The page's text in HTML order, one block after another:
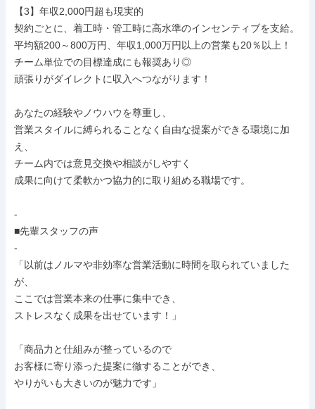
【3】年収2,000円超も現実的
契約ごとに、着工時・管工時に高水準のインセンティブを支給。
平均額200～800万円、年収1,000万円以上の営業も20％以上！
チーム単位での目標達成にも報奨あり◎
頑張りがダイレクトに収入へつながります！
あなたの経験やノウハウを尊重し、
営業スタイルに縛られることなく自由な提案ができる環境に加
え、
チーム内では意見交換や相談がしやすく
成果に向けて柔軟かつ協力的に取り組める職場です。
-
■先輩スタッフの声
-
「以前はノルマや非効率な営業活動に時間を取られていました
が、
ここでは営業本来の仕事に集中でき、
ストレスなく成果を出せています！」
「商品力と仕組みが整っているので
お客様に寄り添った提案に徹することができ、
やりがいも大きいのが魅力です」